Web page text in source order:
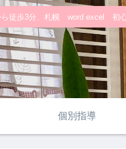
ら徒歩3分、札幌 word excel 初
個別指導